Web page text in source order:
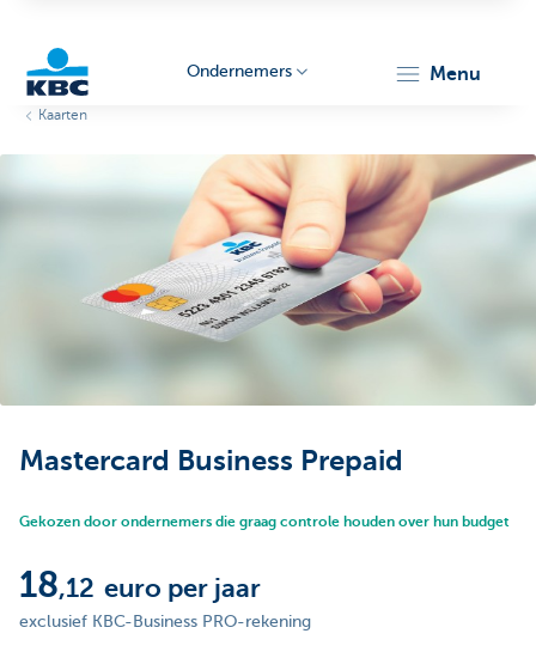
Ondernemers menu
Kaarten
Mastercard Business Prepaid
Gekozen door ondernemers die graag controle houden over hun budget
18,12 euro per jaar
exclusief KBC-Business PRO-rekening